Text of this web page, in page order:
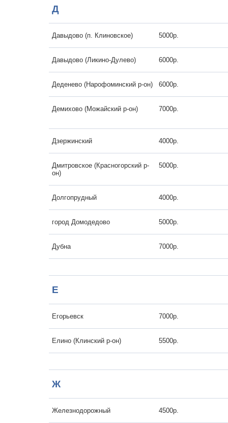
Д
Давыдово (п. Клиновское) 5000р.
Давыдово (Ликино-Дулево) 6000р.
Деденево (Нарофоминский р-он) 6000р.
Демихово (Можайский р-он) 7000р.
Дзержинский 4000р.
Дмитровское (Красногорский р-
он)
5000р.
Долгопрудный 4000р.
город Домодедово 5000р.
Дубна 7000р.
Е
Егорьевск 7000р.
Елино (Клинский р-он) 5500р.
Ж
Железнодорожный 4500р.